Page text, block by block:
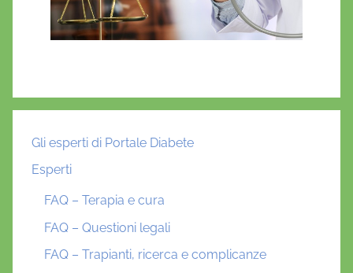
Gli esperti di Portale Diabete
Esperti
FAQ – Terapia e cura
FAQ – Questioni legali
FAQ – Trapianti, ricerca e complicanze